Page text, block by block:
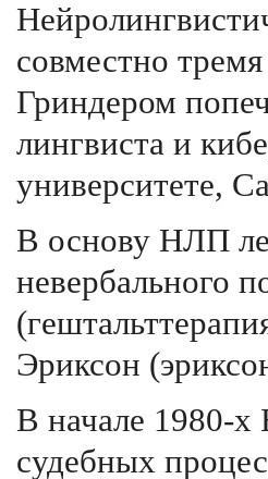
совместно
Гриндером
лингвиста и
университете,
В основу НЛП
невербального
Эриксон
В начале 1980-х
судебных